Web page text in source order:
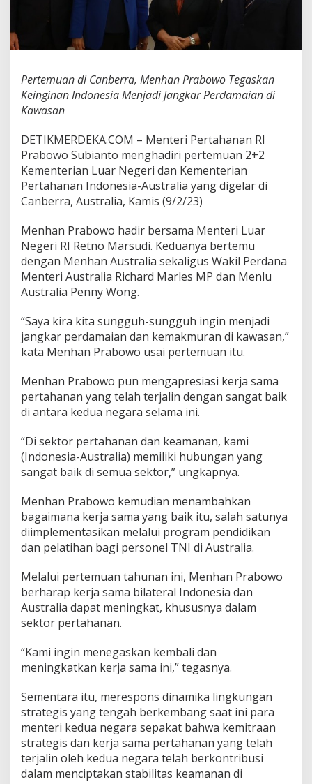
M
h
P
r
o
w
o
T
e
g
a
k
a
n
K
e
i
g
i
n
a
I
n
d
e
s
i
M
n
j
a
i
a
n
a
P
r
d
a
a
i
a
Pertemuan di Canberra, Menhan Prabowo Tegaskan
Keinginan Indonesia Menjadi Jangkar Perdamaian di
Kawasan
DETIKMERDEKA.COM – Menteri Pertahanan RI
Prabowo Subianto menghadiri pertemuan 2+2
Kementerian Luar Negeri dan Kementerian
Pertahanan Indonesia-Australia yang digelar di
Canberra, Australia, Kamis (9/2/23)
Menhan Prabowo hadir bersama Menteri Luar
Negeri RI Retno Marsudi. Keduanya bertemu
dengan Menhan Australia sekaligus Wakil Perdana
Menteri Australia Richard Marles MP dan Menlu
Australia Penny Wong.
“Saya kira kita sungguh-sungguh ingin menjadi
jangkar perdamaian dan kemakmuran di kawasan,”
kata Menhan Prabowo usai pertemuan itu.
Menhan Prabowo pun mengapresiasi kerja sama
pertahanan yang telah terjalin dengan sangat baik
di antara kedua negara selama ini.
“Di sektor pertahanan dan keamanan, kami
(Indonesia-Australia) memiliki hubungan yang
sangat baik di semua sektor,” ungkapnya.
Menhan Prabowo kemudian menambahkan
bagaimana kerja sama yang baik itu, salah satunya
diimplementasikan melalui program pendidikan
dan pelatihan bagi personel TNI di Australia.
Melalui pertemuan tahunan ini, Menhan Prabowo
berharap kerja sama bilateral Indonesia dan
Australia dapat meningkat, khususnya dalam
sektor pertahanan.
“Kami ingin menegaskan kembali dan
meningkatkan kerja sama ini,” tegasnya.
Sementara itu, merespons dinamika lingkungan
strategis yang tengah berkembang saat ini para
menteri kedua negara sepakat bahwa kemitraan
strategis dan kerja sama pertahanan yang telah
terjalin oleh kedua negara telah berkontribusi
dalam menciptakan stabilitas keamanan di